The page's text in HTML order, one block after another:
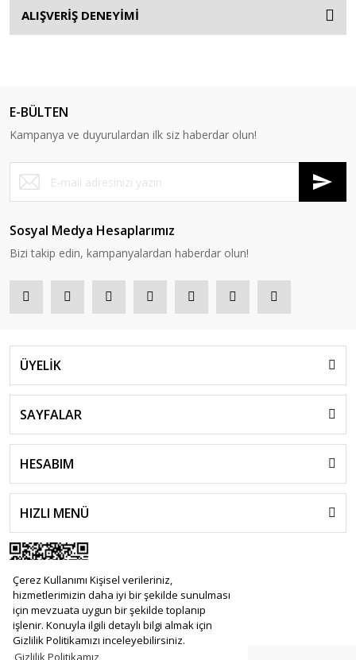
Çerez Kullanımı Kişisel verileriniz,
hizmetlerimizin daha iyi bir şekilde sunulması
için mevzuata uygun bir şekilde toplanıp
işlenir. Konuyla ilgili detaylı bilgi almak için
Gizlilik Politikamızı inceleyebilirsiniz.
ALIŞVERİŞ DENEYİMİ
E-BÜLTEN
Kampanya ve duyurulardan ilk siz haberdar olun!
Sosyal Medya Hesaplarımız
Bizi takip edin, kampanyalardan haberdar olun!
ÜYELİK
SAYFALAR
HESABIM
HIZLI MENÜ